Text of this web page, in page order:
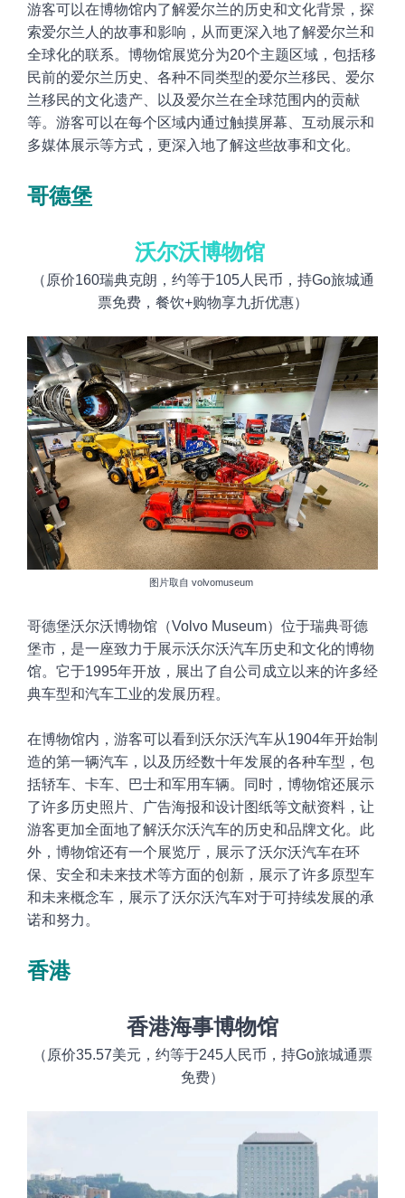
游客可以在博物馆内了解爱尔兰的历史和文化背景，探
索爱尔兰人的故事和影响，从而更深入地了解爱尔兰和
全球化的联系。博物馆展览分为20个主题区域，包括移
民前的爱尔兰历史、各种不同类型的爱尔兰移民、爱尔
兰移民的文化遗产、以及爱尔兰在全球范围内的贡献
等。游客可以在每个区域内通过触摸屏幕、互动展示和
多媒体展示等方式，更深入地了解这些故事和文化。
哥德堡
沃尔沃博物馆
（原价160瑞典克朗 ，约等于105人民币，持Go旅城通
票免费，餐饮+购物享九折优惠）
图片取自 volvomuseum
哥德堡沃尔沃博物馆（Volvo Museum）位于瑞典哥德
堡市，是一座致力于展示沃尔沃汽车历史和文化的博物
馆。它于1995年开放，展出了自公司成立以来的许多经
典车型和汽车工业的发展历程。
在博物馆内，游客可以看到沃尔沃汽车从1904年开始制
造的第一辆汽车，以及历经数十年发展的各种车型，包
括轿车、卡车、巴士和军用车辆。同时，博物馆还展示
了许多历史照片、广告海报和设计图纸等文献资料，让
游客更加全面地了解沃尔沃汽车的历史和品牌文化。此
外，博物馆还有一个展览厅，展示了沃尔沃汽车在环
保、安全和未来技术等方面的创新，展示了许多原型车
和未来概念车，展示了沃尔沃汽车对于可持续发展的承
诺和努力。
香港
香港海事博物馆
（原价35.57美元，约等于245人民币，持Go旅城通票
免费）